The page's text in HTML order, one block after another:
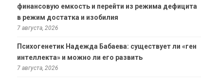
финансовую емкость и перейти из режима дефицита
в режим достатка и изобилия
7 августа, 2026
Психогенетик Надежда Бабаева: существует ли «ген
интеллекта» и можно ли его развить
7 августа, 2026